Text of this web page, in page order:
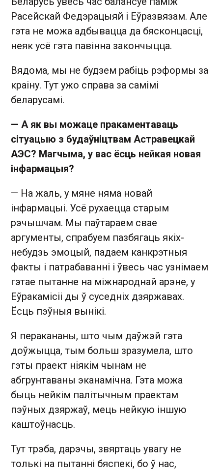
Расейскай Федэрацыяй і Еўразвязам. Але
гэта не можа адбывацца да бясконцасці,
неяк усё гэта павінна закончыцца.
Вядома, мы не будзем рабіць рэформы за
краіну. Тут ужо справа за самімі
беларусамі.
— А як вы можаце пракаментаваць
сітуацыю з будаўніцтвам Астравецкай
АЭС? Магчыма, у вас ёсць нейкая новая
інфармацыя?
— На жаль, у мяне няма новай
інфармацыі. Усё рухаецца старым
рэчышчам. Мы паўтараем свае
аргументы, спрабуем пазбягаць якіх-
небудзь эмоцый, падаем канкрэтныя
факты і патрабаванні і ўвесь час узнімаем
гэтае пытанне на міжнароднай арэне, у
Еўракамісіі ды ў суседніх дзяржавах.
Ёсць пэўныя вынікі.
Я перакананы, што чым даўжэй гэта
доўжыцца, тым больш зразумела, што
гэты праект ніякім чынам не
абгрунтаваны эканамічна. Гэта можа
быць нейкім палітычным праектам
пэўных дзяржаў, мець нейкую іншую
каштоўнасць.
Тут трэба, дарэчы, звяртаць увагу не
толькі на пытанні бяспекі, бо ў нас,